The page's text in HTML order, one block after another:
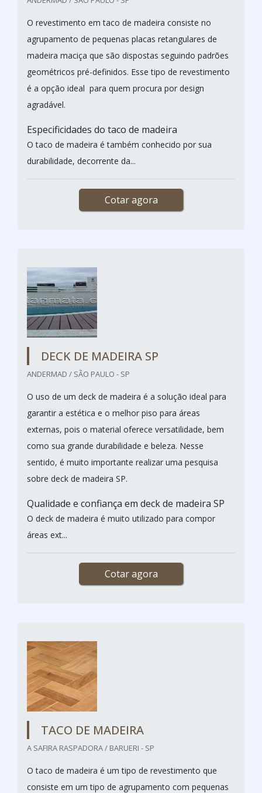
O revestimento em taco de madeira consiste no
agrupamento de pequenas placas retangulares de
madeira maciça que são dispostas seguindo padrões
geométricos pré-definidos. Esse tipo de revestimento
é a opção ideal para quem procura por design
agradável.
Especificidades do taco de madeira
O taco de madeira é também conhecido por sua
durabilidade, decorrente da...
Cotar agora
DECK DE MADEIRA SP
ANDERMAD / SÃO PAULO - SP
O uso de um deck de madeira é a solução ideal para
garantir a estética e o melhor piso para áreas
externas, pois o material oferece versatilidade, bem
como sua grande durabilidade e beleza. Nesse
sentido, é muito importante realizar uma pesquisa
sobre deck de madeira SP.
Qualidade e confiança em deck de madeira SP
O deck de madeira é muito utilizado para compor
áreas ext...
Cotar agora
TACO DE MADEIRA
A SAFIRA RASPADORA / BARUERI - SP
O taco de madeira é um tipo de revestimento que
consiste em um tipo de agrupamento com pequenas